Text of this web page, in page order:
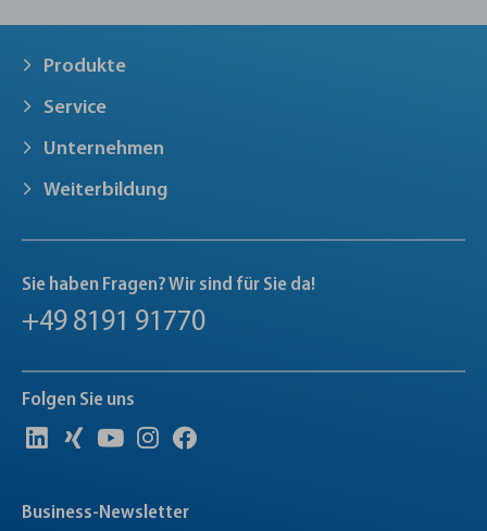
Produkte
Service
Unternehmen
Weiterbildung
Sie haben Fragen? Wir sind für Sie da!
+49 8191 91770
Folgen Sie uns
Business-Newsletter